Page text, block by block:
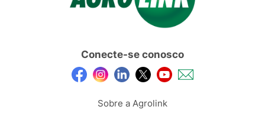
Conecte-se conosco
Sobre a Agrolink